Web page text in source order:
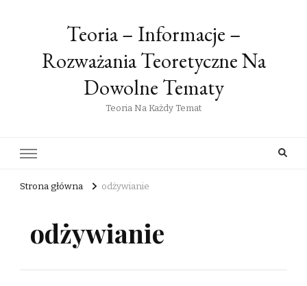
Teoria – Informacje –
Rozważania Teoretyczne Na
Dowolne Tematy
Teoria Na Każdy Temat
Strona główna odżywianie
odżywianie